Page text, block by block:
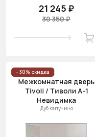
21 245 ₽
30 350 ₽
- 30% скидка
Межкомнатная дверь
Tivoli / Тиволи А-1
Невидимка
Дуб капучино